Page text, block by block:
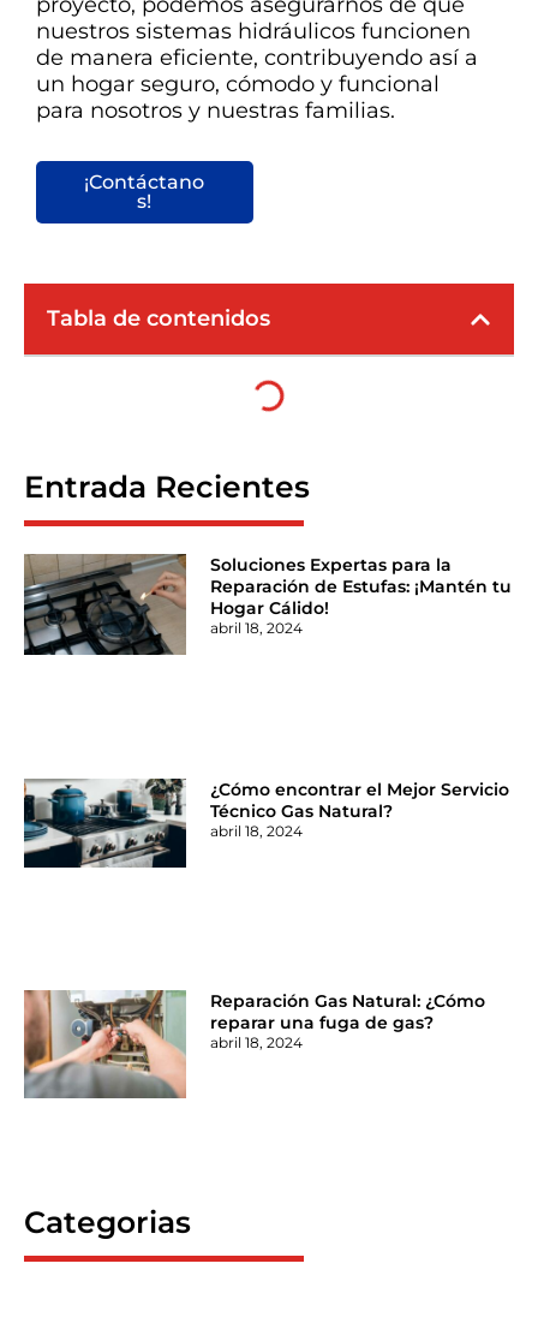
nuestros sistemas hidráulicos funcionen
de manera eficiente, contribuyendo así a
un hogar seguro, cómodo y funcional
para nosotros y nuestras familias.
¡Contáctano
s!
Tabla de contenidos
Entrada Recientes
Soluciones Expertas para la
Reparación de Estufas: ¡Mantén tu
Hogar Cálido!
abril 18, 2024
¿Cómo encontrar el Mejor Servicio
Técnico Gas Natural?
abril 18, 2024
Reparación Gas Natural: ¿Cómo
reparar una fuga de gas?
abril 18, 2024
Categorias